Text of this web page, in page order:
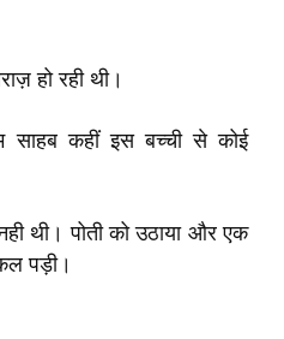
हो रही थी।
साहब कहीं इस बच्ची से कोई
थी। पोती को उठाया और एक
पड़ी।